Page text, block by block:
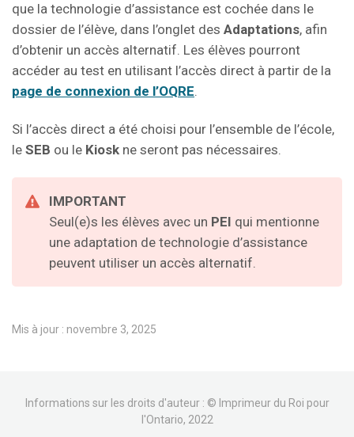
que la technologie d’assistance est cochée dans le
dossier de l’élève, dans l’onglet des Adaptations, afin
d’obtenir un accès alternatif. Les élèves pourront
accéder au test en utilisant l’accès direct à partir de la
page de connexion de l’OQRE.
Si l’accès direct a été choisi pour l’ensemble de l’école,
le SEB ou le Kiosk ne seront pas nécessaires.
IMPORTANT
Seul(e)s les élèves avec un PEI qui mentionne
une adaptation de technologie d’assistance
peuvent utiliser un accès alternatif.
Mis à jour : novembre 3, 2025
Informations sur les droits d'auteur : © Imprimeur du Roi pour
l'Ontario, 2022